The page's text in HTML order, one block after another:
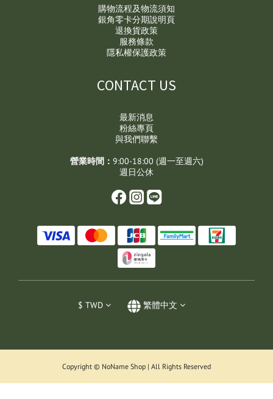
購物流程及物流須知
銀角零卡分期說明頁
退換貨政策
服務條款
隱私權保護政策
CONTACT US
最新消息
粉絲專頁
與我們聯繫
營業時間： 9:00-18:00 (週一至週六)
週日公休
$ TWD 繁體中文
Copyright © NoName Shop | All Rights Reserved